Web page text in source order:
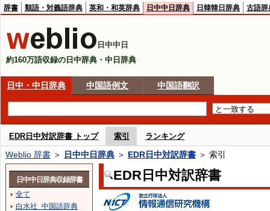
辞書 類語・対義語辞典 英和・和英辞典 日中中日辞典 日韓韓日辞典 古語辞
日中中日
約160万語収録の日中辞典・中日辞典
日中・中日辞典 中国語例文 中国語翻訳
EDR日中対訳辞書 トップ 索引 ランキング
Weblio 辞書 ＞ 日中中日辞典 ＞ EDR日中対訳辞書 ＞ 索引
EDR日中対訳辞書
日中中日辞典収録辞書
▼ 全て
▼ 白水社 中国語辞典